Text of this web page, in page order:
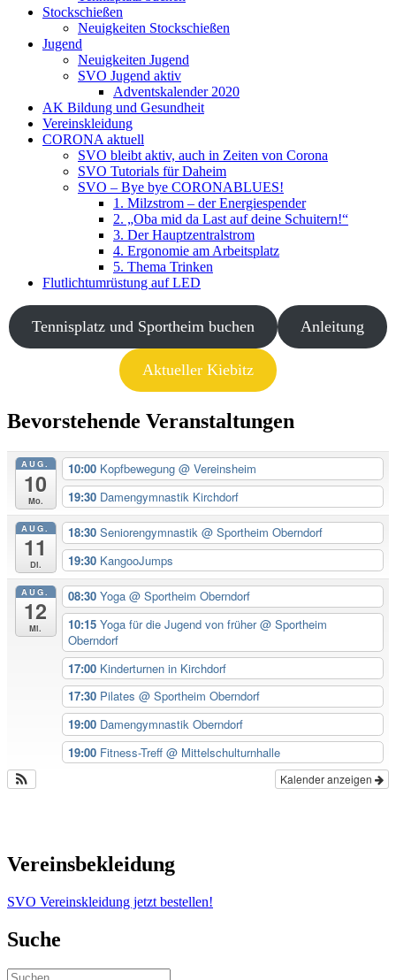
Stockschießen
Neuigkeiten Stockschießen
Jugend
Neuigkeiten Jugend
SVO Jugend aktiv
Adventskalender 2020
AK Bildung und Gesundheit
Vereinskleidung
CORONA aktuell
SVO bleibt aktiv, auch in Zeiten von Corona
SVO Tutorials für Daheim
SVO – Bye bye CORONABLUES!
1. Milzstrom – der Energiespender
2. „Oba mid da Last auf deine Schuitern!“
3. Der Hauptzentralstrom
4. Ergonomie am Arbeitsplatz
5. Thema Trinken
Flutlichtumrüstung auf LED
Tennisplatz und Sportheim buchen Anleitung
Aktueller Kiebitz
Bevorstehende Veranstaltungen
AUG.
10
Mo.
10:00 Kopfbewegung @ Vereinsheim
19:30 Damengymnastik Kirchdorf
AUG.
11
Di.
18:30 Seniorengymnastik @ Sportheim Oberndorf
19:30 KangooJumps
AUG.
12
Mi.
08:30 Yoga @ Sportheim Oberndorf
10:15 Yoga für die Jugend von früher@ Sportheim
Oberndorf
17:00 Kinderturnen in Kirchdorf
17:30 Pilates @ Sportheim Oberndorf
19:00 Damengymnastik Oberndorf
19:00 Fitness-Treff @ Mittelschulturnhalle
Kalender anzeigen
Vereinsbekleidung
SVO Vereinskleidung jetzt bestellen!
Suche
Suchen